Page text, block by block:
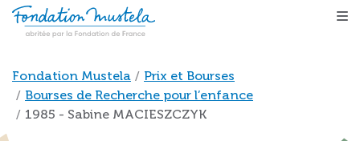
Aller au contenu principal
Fil d'Ariane
Fondation Mustela
Prix et Bourses
Bourses de Recherche pour l’enfance
1985 - Sabine MACIESZCZYK